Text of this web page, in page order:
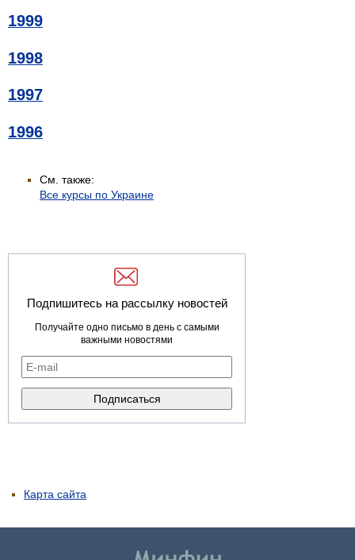
1999
1998
1997
1996
См. также:
Все курсы по Украине
Подпишитесь на рассылку новостей
Получайте одно письмо в день с самыми
важными новостями
Карта сайта